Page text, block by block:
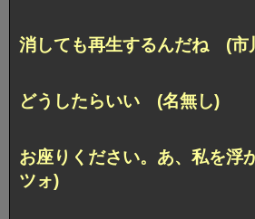
消しても再生するんだね (市
どうしたらいい (名無し)
お座りください。あ、私を
ツォ)